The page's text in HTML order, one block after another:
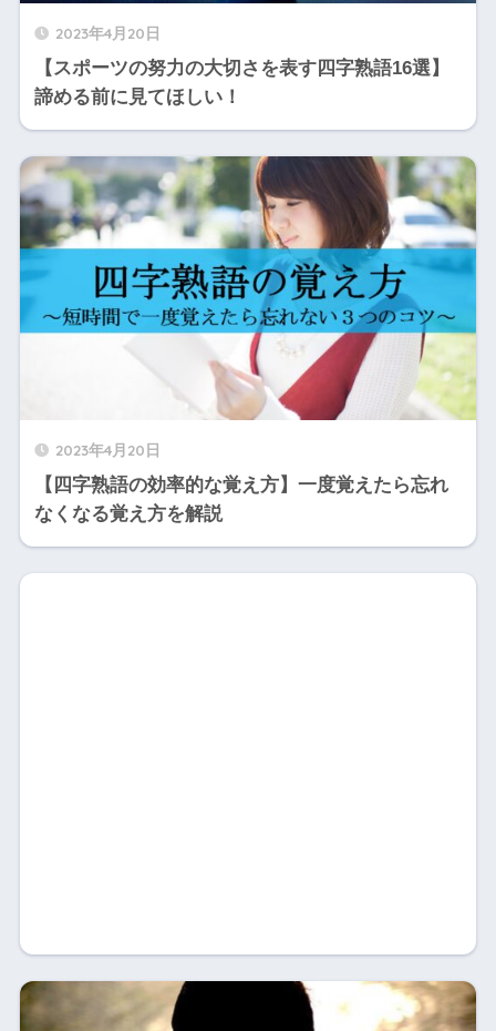
2023年4月20日
【スポーツの努力の大切さを表す四字熟語16選】
諦める前に見てほしい！
2023年4月20日
【四字熟語の効率的な覚え方】一度覚えたら忘れ
なくなる覚え方を解説